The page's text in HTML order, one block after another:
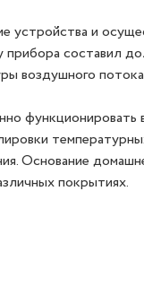
устройства и
составил
воздушного
функционировать
Основание
покрытиях.